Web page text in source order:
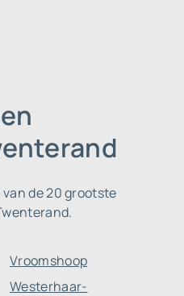
de 20 grootste
Vroomshoop
Westerhaar-